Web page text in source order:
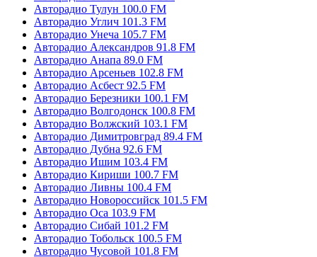
Авторадио Тулун 100.0 FM
Авторадио Углич 101.3 FM
Авторадио Унеча 105.7 FM
Авторадио Александров 91.8 FM
Авторадио Анапа 89.0 FM
Авторадио Арсеньев 102.8 FM
Авторадио Асбест 92.5 FM
Авторадио Березники 100.1 FM
Авторадио Волгодонск 100.8 FM
Авторадио Волжский 103.1 FM
Авторадио Димитровград 89.4 FM
Авторадио Дубна 92.6 FM
Авторадио Ишим 103.4 FM
Авторадио Кириши 100.7 FM
Авторадио Ливны 100.4 FM
Авторадио Новороссийск 101.5 FM
Авторадио Оса 103.9 FM
Авторадио Сибай 101.2 FM
Авторадио Тобольск 100.5 FM
Авторадио Чусовой 101.8 FM